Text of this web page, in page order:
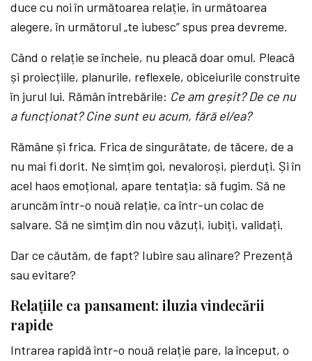
duce cu noi în următoarea relație, în următoarea
alegere, în următorul „te iubesc” spus prea devreme.
Când o relație se încheie, nu pleacă doar omul. Pleacă
și proiecțiile, planurile, reflexele, obiceiurile construite
în jurul lui. Rămân întrebările: Ce am greșit? De ce nu
a funcționat? Cine sunt eu acum, fără el/ea?
Rămâne și frica. Frica de singurătate, de tăcere, de a
nu mai fi dorit. Ne simțim goi, nevaloroși, pierduți. Și în
acel haos emoțional, apare tentația: să fugim. Să ne
aruncăm într-o nouă relație, ca într-un colac de
salvare. Să ne simțim din nou văzuți, iubiți, validați.
Dar ce căutăm, de fapt? Iubire sau alinare? Prezență
sau evitare?
Relațiile ca pansament: iluzia vindecării
rapide
Intrarea rapidă într-o nouă relație pare, la început, o